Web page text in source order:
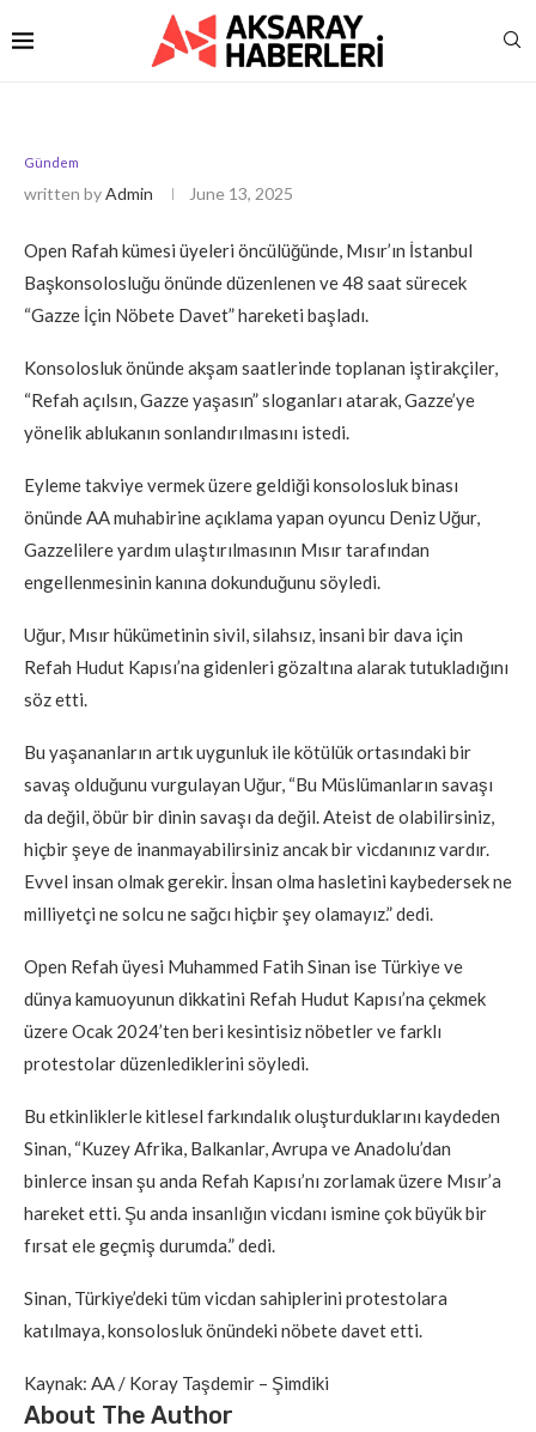
Gündem
written byAdmin June 13, 2025
Open Rafah kümesi üyeleri öncülüğünde, Mısır’ın İstanbul
Başkonsolosluğu önünde düzenlenen ve 48 saat sürecek
“Gazze İçin Nöbete Davet” hareketi başladı.
Konsolosluk önünde akşam saatlerinde toplanan iştirakçiler,
“Refah açılsın, Gazze yaşasın” sloganları atarak, Gazze’ye
yönelik ablukanın sonlandırılmasını istedi.
Eyleme takviye vermek üzere geldiği konsolosluk binası
önünde AA muhabirine açıklama yapan oyuncu Deniz Uğur,
Gazzelilere yardım ulaştırılmasının Mısır tarafından
engellenmesinin kanına dokunduğunu söyledi.
Uğur, Mısır hükümetinin sivil, silahsız, insani bir dava için
Refah Hudut Kapısı’na gidenleri gözaltına alarak tutukladığını
söz etti.
Bu yaşananların artık uygunluk ile kötülük ortasındaki bir
savaş olduğunu vurgulayan Uğur, “Bu Müslümanların savaşı
da değil, öbür bir dinin savaşı da değil. Ateist de olabilirsiniz,
hiçbir şeye de inanmayabilirsiniz ancak bir vicdanınız vardır.
Evvel insan olmak gerekir. İnsan olma hasletini kaybedersek ne
milliyetçi ne solcu ne sağcı hiçbir şey olamayız.” dedi.
Open Refah üyesi Muhammed Fatih Sinan ise Türkiye ve
dünya kamuoyunun dikkatini Refah Hudut Kapısı’na çekmek
üzere Ocak 2024’ten beri kesintisiz nöbetler ve farklı
protestolar düzenlediklerini söyledi.
Bu etkinliklerle kitlesel farkındalık oluşturduklarını kaydeden
Sinan, “Kuzey Afrika, Balkanlar, Avrupa ve Anadolu’dan
binlerce insan şu anda Refah Kapısı’nı zorlamak üzere Mısır’a
hareket etti. Şu anda insanlığın vicdanı ismine çok büyük bir
fırsat ele geçmiş durumda.” dedi.
Sinan, Türkiye’deki tüm vicdan sahiplerini protestolara
katılmaya, konsolosluk önündeki nöbete davet etti.
Kaynak: AA / Koray Taşdemir – Şimdiki
About The Author